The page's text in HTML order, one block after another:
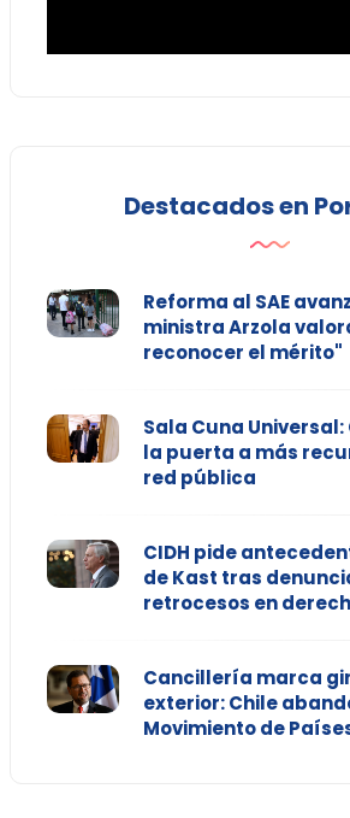
Destacados en
Reforma al SAE
ministra Arzola
reconocer el mérito"
Sala Cuna
la puerta a más
red pública
CIDH pide
de Kast tras
retrocesos en
Cancillería marca
exterior: Chile
Movimiento de